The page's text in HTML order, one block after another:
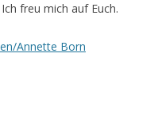
freu mich auf Euch.
Annette Born